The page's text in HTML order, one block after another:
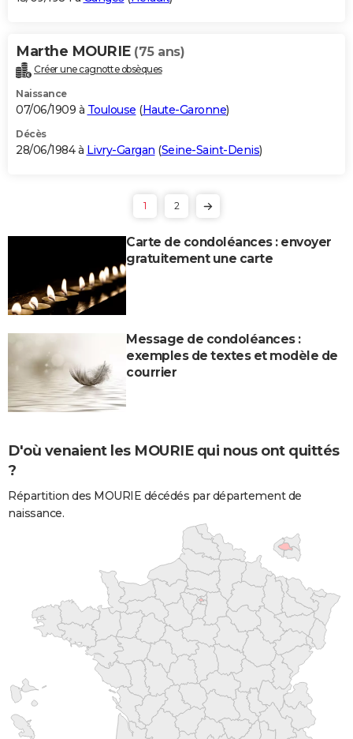
Marthe MOURIE (75 ans)
Créer une cagnotte obsèques
Naissance
07/06/1909 à Toulouse (Haute-Garonne)
Décès
28/06/1984 à Livry-Gargan (Seine-Saint-Denis)
1 2
Carte de condoléances : envoyer
gratuitement une carte
Message de condoléances :
exemples de textes et modèle de
courrier
D'où venaient les MOURIE qui nous ont quittés
?
Répartition des MOURIE décédés par département de
naissance.